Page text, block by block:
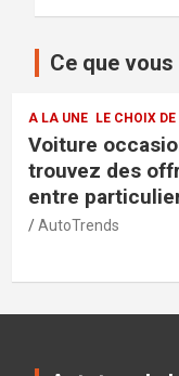
l’article
Ce que
A LA UNE LE CHOIX
Services de la
à Capellen :
transparence
communauté